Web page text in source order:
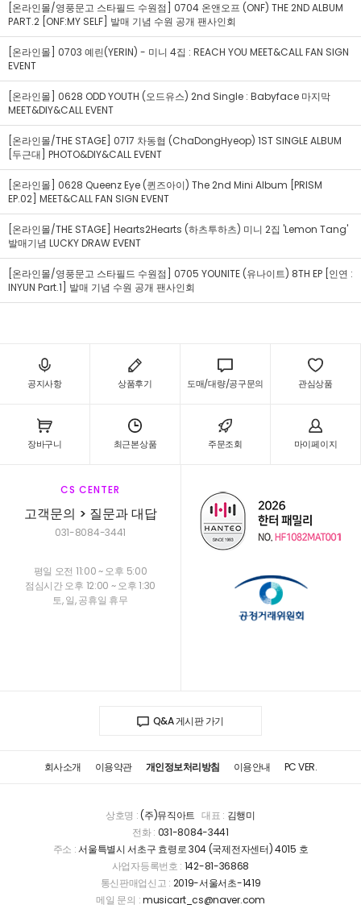
[온라인몰/영풍문고 스타필드 수원점] 0704 온앤오프 (ONF) THE 2ND ALBUM
PART.2 [ONF:MY SELF] 발매 기념 수원 공개 팬사인회
[온라인몰] 0703 예린(YERIN) - 미니 4집 : REACH YOU MEET&CALL FAN SIGN
EVENT
[온라인몰] 0628 ODD YOUTH (오드유스) 2nd Single : Babyface 마지막
MEET&DIY&CALL EVENT
[온라인몰/THE STAGE] 0717 차동협 (ChaDongHyeop) 1ST SINGLE ALBUM
[두근대] PHOTO&DIY&CALL EVENT
[온라인몰] 0628 Queenz Eye (퀸즈아이) The 2nd Mini Album [PRISM
EP.02] MEET&CALL FAN SIGN EVENT
[온라인몰/THE STAGE] Hearts2Hearts (하츠투하츠) 미니 2집 'Lemon Tang'
발매기념 LUCKY DRAW EVENT
[온라인몰/영풍문고 스타필드 수원점] 0705 YOUNITE (유나이트) 8TH EP [인연 :
INYUN Part.1] 발매 기념 수원 공개 팬사인회
공지사항 상품후기 도매/대량/공구문의 관심상품
장바구니 최근본상품 주문조회 마이페이지
CS CENTER
고객문의 > 질문과 대답
031-8084-3441
평일 오전 11:00 ~ 오후 5:00
점심시간 오후 12:00 ~ 오후 1:30
토, 일, 공휴일 휴무
Q&A 게시판 가기
회사소개 이용약관 개인정보처리방침 이용안내 PC VER.
상호명 :(주)뮤직아트 대표 : 김행미
전화 : 031-8084-3441
주소 :서울특별시 서초구 효령로 304 (국제전자센터) 4015 호
사업자등록번호 : 142-81-36868
통신판매업신고 : 2019-서울서초-1419
메일 문의 :musicart_cs@naver.com